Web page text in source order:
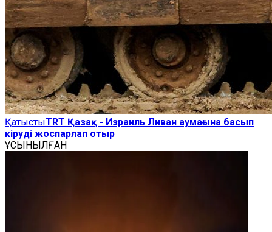
ҚатыстыTRT Қазақ - Израиль Ливан аумағына басып
кіруді жоспарлап отыр
ҰСЫНЫЛҒАН